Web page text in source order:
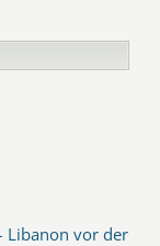
Libanon vor der